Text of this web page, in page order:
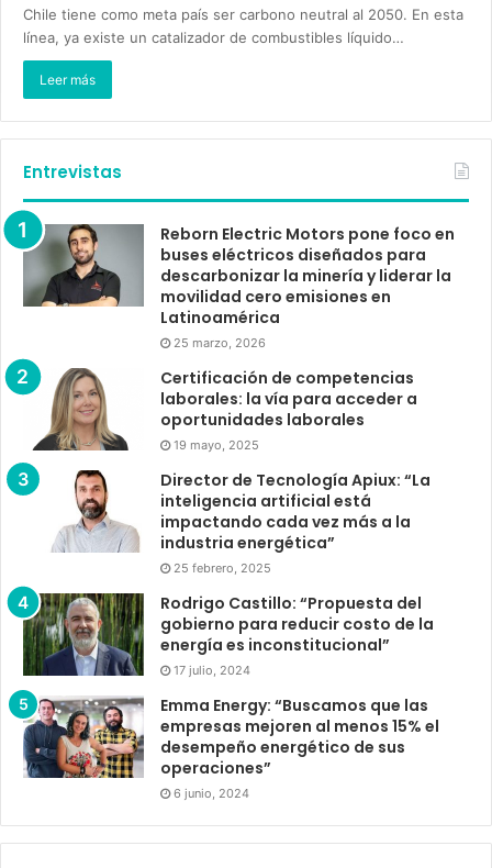
Chile tiene como meta país ser carbono neutral al 2050. En esta
línea, ya existe un catalizador de combustibles líquido…
Leer más
Entrevistas
Reborn Electric Motors pone foco en
buses eléctricos diseñados para
descarbonizar la minería y liderar la
movilidad cero emisiones en
Latinoamérica
25 marzo, 2026
Certificación de competencias
laborales: la vía para acceder a
oportunidades laborales
19 mayo, 2025
Director de Tecnología Apiux: “La
inteligencia artificial está
impactando cada vez más a la
industria energética”
25 febrero, 2025
Rodrigo Castillo: “Propuesta del
gobierno para reducir costo de la
energía es inconstitucional”
17 julio, 2024
Emma Energy: “Buscamos que las
empresas mejoren al menos 15% el
desempeño energético de sus
operaciones”
6 junio, 2024